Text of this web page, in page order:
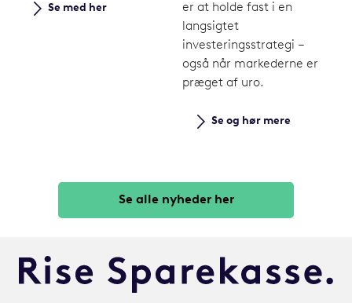
Se med her
er at holde fast i en
langsigtet
investeringsstrategi –
også når markederne er
præget af uro.
Se og hør mere
Se alle nyheder her